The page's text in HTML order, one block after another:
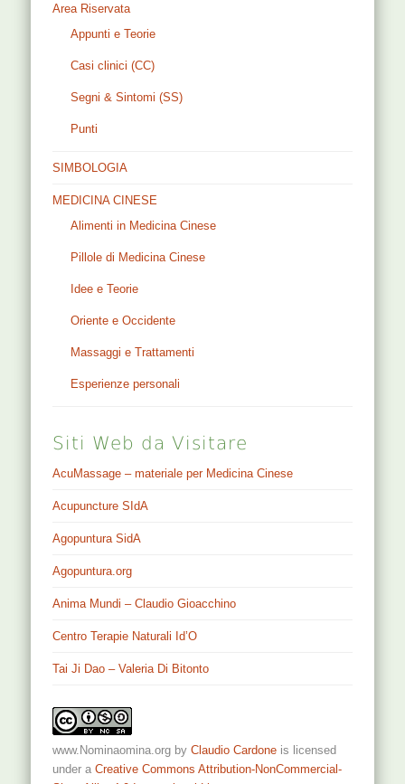
Area Riservata
Appunti e Teorie
Casi clinici (CC)
Segni & Sintomi (SS)
Punti
SIMBOLOGIA
MEDICINA CINESE
Alimenti in Medicina Cinese
Pillole di Medicina Cinese
Idee e Teorie
Oriente e Occidente
Massaggi e Trattamenti
Esperienze personali
Siti Web da Visitare
AcuMassage – materiale per Medicina Cinese
Acupuncture SIdA
Agopuntura SidA
Agopuntura.org
Anima Mundi – Claudio Gioacchino
Centro Terapie Naturali Id’O
Tai Ji Dao – Valeria Di Bitonto
www.Nominaomina.org byClaudio Cardone is licensed
under aCreative Commons Attribution-NonCommercial-